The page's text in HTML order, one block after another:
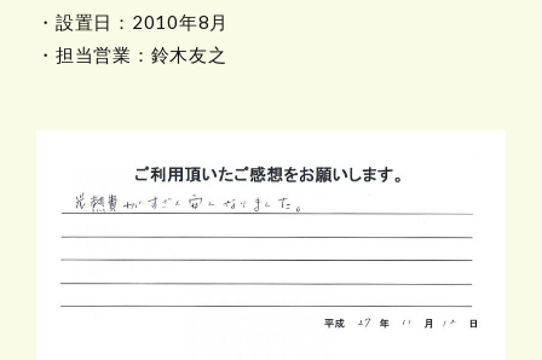
・設置日：2010年8月
・担当営業：鈴木友之